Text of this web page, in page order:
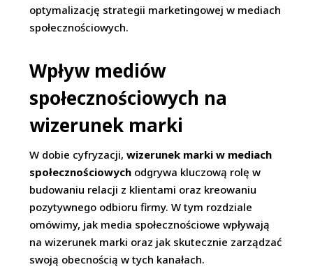
optymalizację strategii marketingowej w mediach
społecznościowych.
Wpływ mediów
społecznościowych na
wizerunek marki
W dobie cyfryzacji,wizerunek marki w mediach
społecznościowych odgrywa kluczową rolę w
budowaniu relacji z klientami oraz kreowaniu
pozytywnego odbioru firmy. W tym rozdziale
omówimy, jak media społecznościowe wpływają
na wizerunek marki oraz jak skutecznie zarządzać
swoją obecnością w tych kanałach.